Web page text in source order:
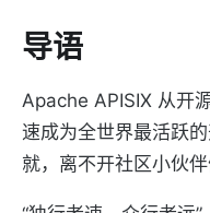
导语
Apache APISIX 从开
速成为全世界最活跃
就，离不开社区小伙伴